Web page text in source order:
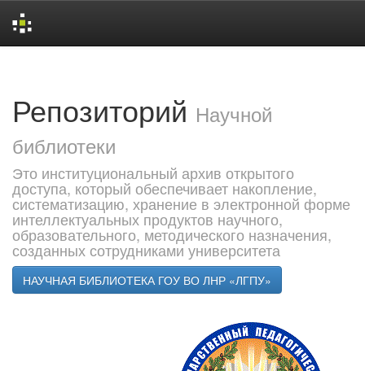
Репозиторий Научной
библиотеки
Это институциональный архив открытого
доступа, который обеспечивает накопление,
систематизацию, хранение в электронной форме
интеллектуальных продуктов научного,
образовательного, методического назначения,
созданных сотрудниками университета
НАУЧНАЯ БИБЛИОТЕКА ГОУ ВО ЛНР «ЛГПУ»